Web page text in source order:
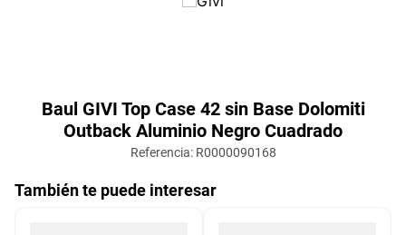
Baul GIVI Top Case 42 sin Base Dolomiti
Outback Aluminio Negro Cuadrado
Referencia: R0000090168
También te puede interesar